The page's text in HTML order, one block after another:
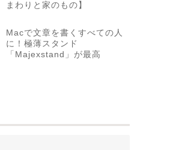
まわりと家のもの】
Macで文章を書くすべての人
に！極薄スタンド
「Majexstand」が最高